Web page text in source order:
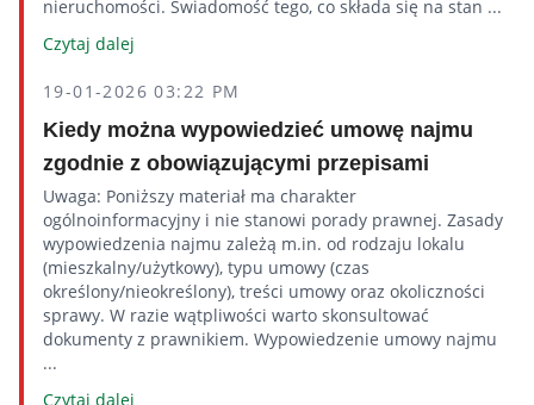
nieruchomości. Świadomość tego, co składa się na stan ...
Czytaj dalej
19-01-2026 03:22 PM
Kiedy można wypowiedzieć umowę najmu
zgodnie z obowiązującymi przepisami
Uwaga: Poniższy materiał ma charakter
ogólnoinformacyjny i nie stanowi porady prawnej. Zasady
wypowiedzenia najmu zależą m.in. od rodzaju lokalu
(mieszkalny/użytkowy), typu umowy (czas
określony/nieokreślony), treści umowy oraz okoliczności
sprawy. W razie wątpliwości warto skonsultować
dokumenty z prawnikiem. Wypowiedzenie umowy najmu
...
Czytaj dalej